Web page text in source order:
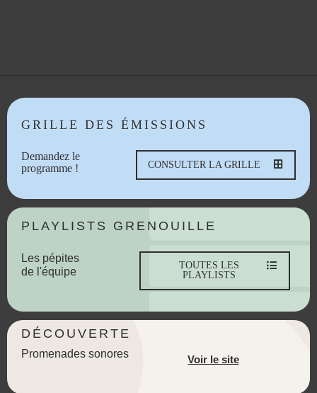
GRILLE DES ÉMISSIONS
Demandez le
programme !
CONSULTER LA GRILLE
PLAYLISTS GRENOUILLE
Les pépites
de l'équipe
TOUTES LES
PLAYLISTS
DÉCOUVERTE
Promenades sonores Voir le site